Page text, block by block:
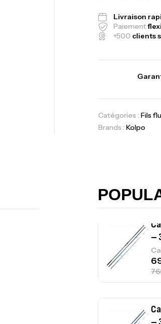
Livraison
Paiement
+500 clients
Catégories : Fils
Brands : Kolpo
–